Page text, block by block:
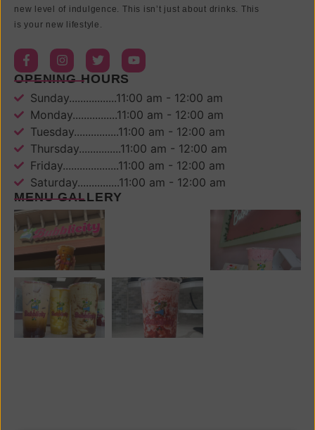
new level of indulgence. This isn’t just about drinks. This
is your new lifestyle.
OPENING HOURS
Sunday.................11:00 am - 12:00 am
Monday................11:00 am - 12:00 am
Tuesday................11:00 am - 12:00 am
Thursday...............11:00 am - 12:00 am
Friday....................11:00 am - 12:00 am
Saturday...............11:00 am - 12:00 am
MENU GALLERY